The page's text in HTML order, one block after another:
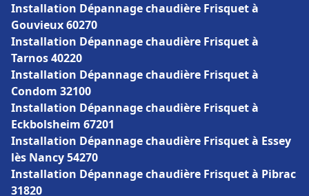
Installation Dépannage chaudière Frisquet à
Gouvieux 60270
Installation Dépannage chaudière Frisquet à
Tarnos 40220
Installation Dépannage chaudière Frisquet à
Condom 32100
Installation Dépannage chaudière Frisquet à
Eckbolsheim 67201
Installation Dépannage chaudière Frisquet à Essey
lès Nancy 54270
Installation Dépannage chaudière Frisquet à Pibrac
31820